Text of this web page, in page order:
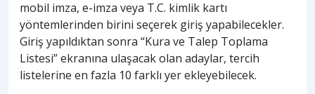
mobil imza, e-imza veya T.C. kimlik kartı
yöntemlerinden birini seçerek giriş yapabilecekler.
Giriş yapıldıktan sonra “Kura ve Talep Toplama
Listesi” ekranına ulaşacak olan adaylar, tercih
listelerine en fazla 10 farklı yer ekleyebilecek.